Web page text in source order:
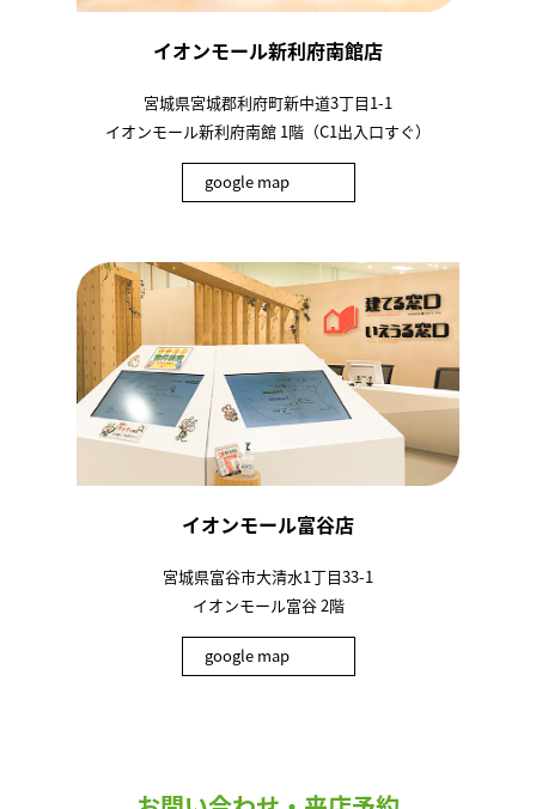
イオンモール新利府南館店
宮城県宮城郡利府町新中道3丁目1-1
イオンモール新利府南館 1階（C1出入口すぐ）
google map
イオンモール富谷店
宮城県富谷市大清水1丁目33-1
イオンモール富谷 2階
google map